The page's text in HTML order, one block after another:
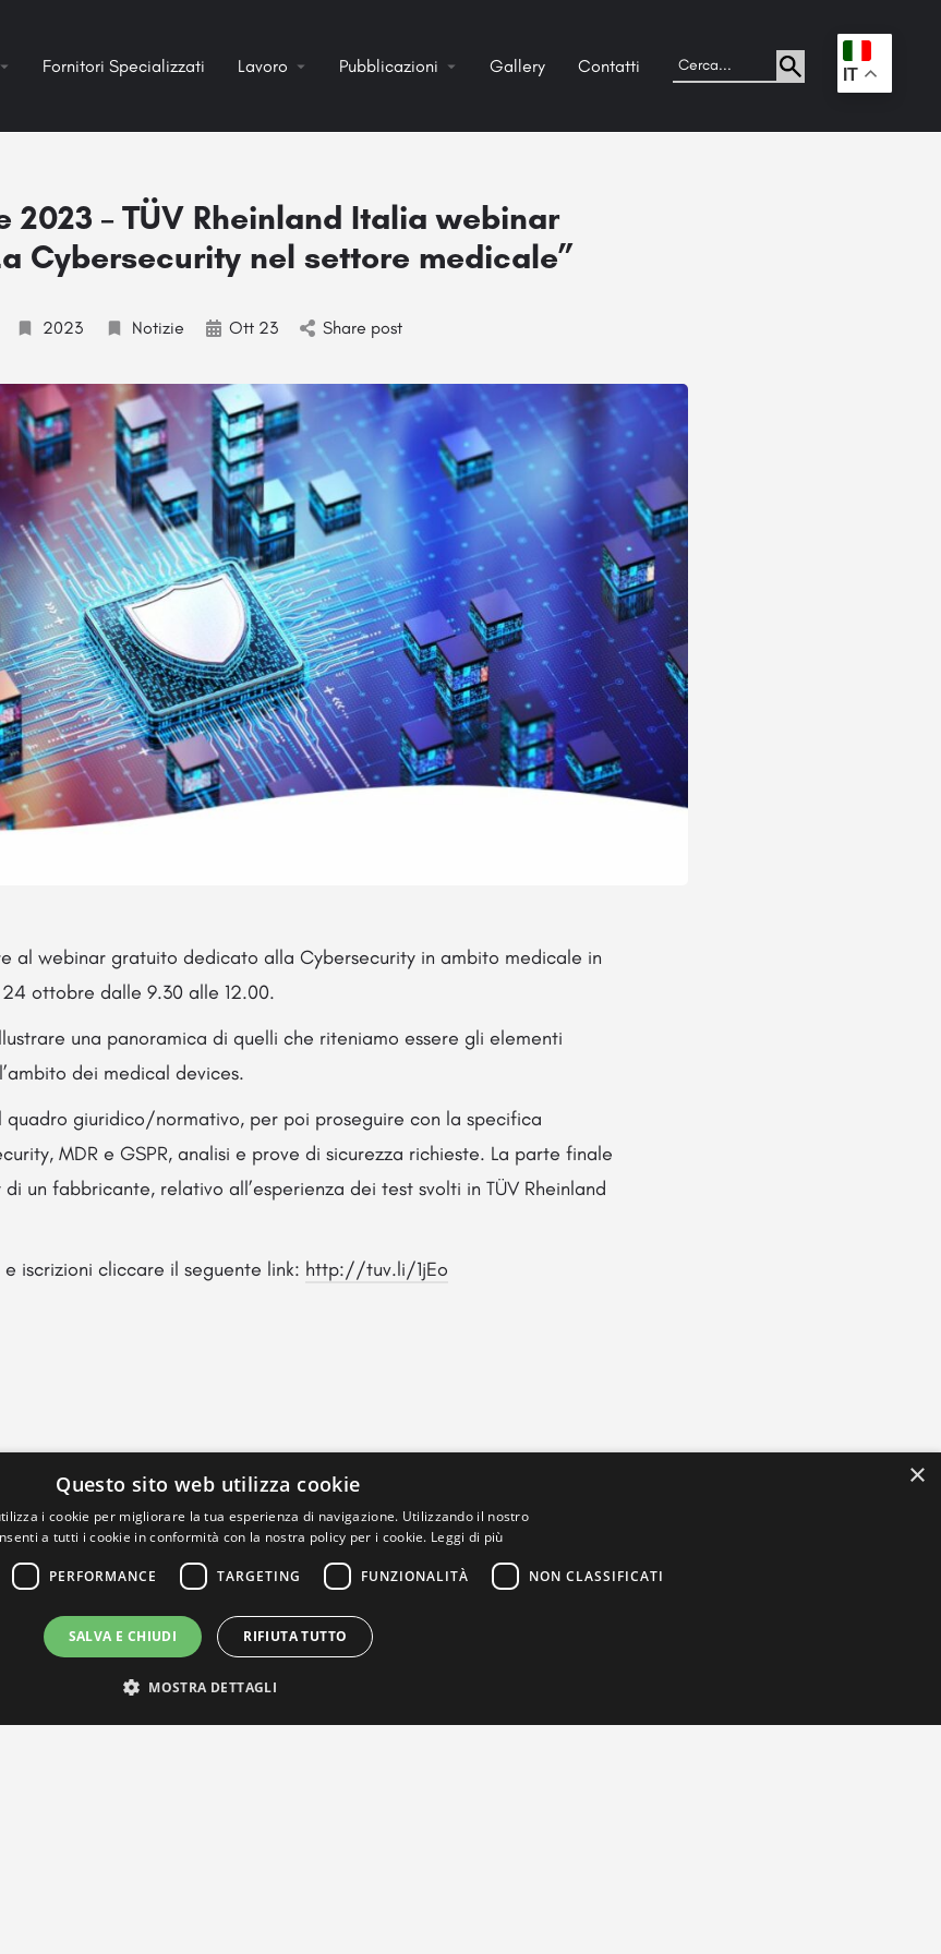
Fornitori Specializzati Lavoro Pubblicazioni Gallery Contatti . IT
2023 – TÜV Rheinland Italia webinar
Cybersecurity nel settore medicale”
2023 Notizie Ott 23 Share post
al webinar gratuito dedicato alla Cybersecurity in ambito medicale in
ottobre dalle 9.30 alle 12.00.
una panoramica di quelli che riteniamo essere gli elementi
dei medical devices.
giuridico/normativo, per poi proseguire con la specifica
MDR e GSPR, analisi e prove di sicurezza richieste. La parte finale
un fabbricante, relativo all’esperienza dei test svolti in TÜV Rheinland
iscrizioni cliccare il seguente link: http://tuv.li/1jEo
×
Questo sito web utilizza cookie
i cookie per migliorare la tua esperienza di navigazione. Utilizzando il nostro
a tutti i cookie in conformità con la nostra policy per i cookie. Leggi di più
PERFORMANCE TARGETING FUNZIONALITÀ NON CLASSIFICATI
SALVA E CHIUDI RIFIUTA TUTTO
MOSTRA DETTAGLI